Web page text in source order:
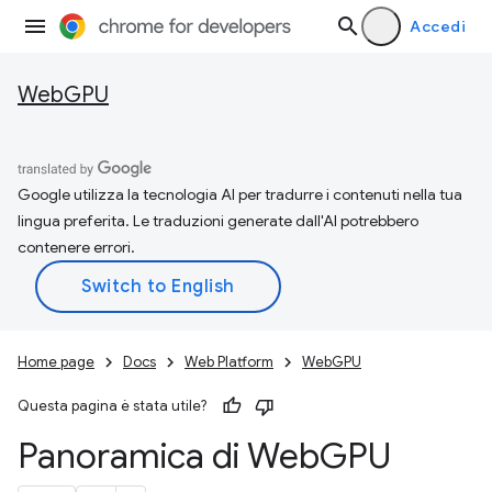
Accedi
WebGPU
Google utilizza la tecnologia AI per tradurre i contenuti nella tua
lingua preferita. Le traduzioni generate dall'AI potrebbero
contenere errori.
Home page Docs Web Platform WebGPU
Questa pagina è stata utile?
Panoramica di WebGPU